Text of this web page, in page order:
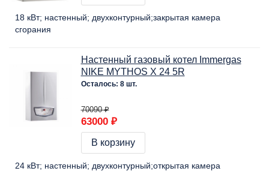
18 кВт настенный двухконтурный закрытая камера
сгорания
Настенный газовый котел Immergas
NIKE MYTHOS X 24 5R
Осталось: 8 шт.
70090 ₽
63000 ₽
В корзину
24 кВт настенный двухконтурный открытая камера